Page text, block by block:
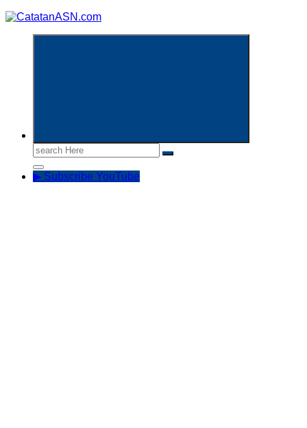
Search
for:
▶ Subscribe YouTube